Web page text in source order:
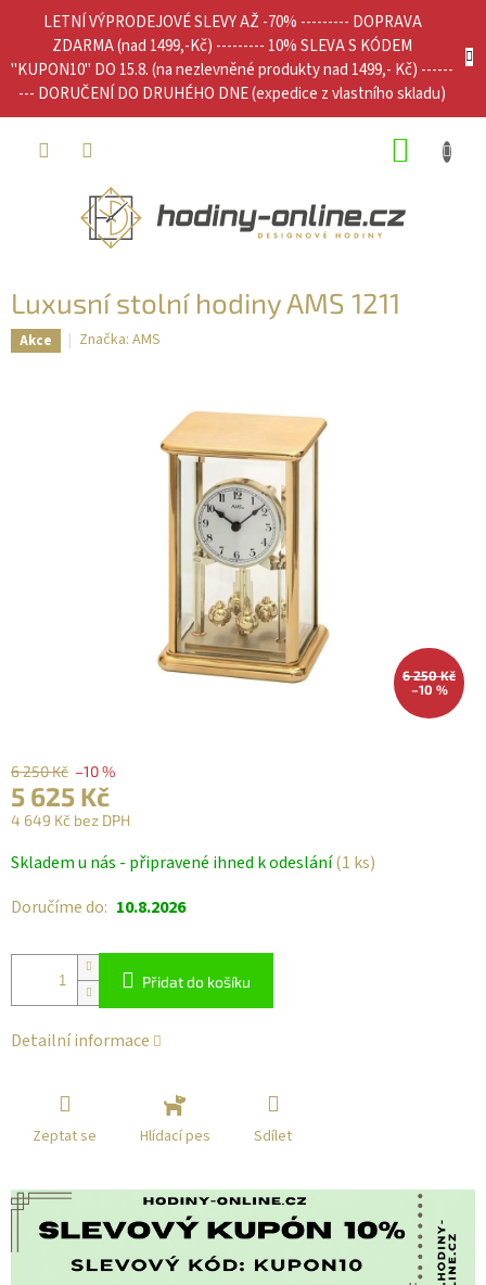
LETNÍ VÝPRODEJOVÉ SLEVY AŽ -70% --------- DOPRAVA
ZDARMA (nad 1499,-Kč) --------- 10% SLEVA S KÓDEM
"KUPON10" DO 15.8. (na nezlevněné produkty nad 1499,- Kč) ------
--- DORUČENÍ DO DRUHÉHO DNE (expedice z vlastního skladu)
Luxusní stolní hodiny AMS 1211
Akce Značka: AMS
6 250 Kč
–10 %
6 250 Kč –10 %
5 625 Kč
4 649 Kč bez DPH
cena:
Skladem u nás - připravené ihned k odeslání(1 ks)
Doručíme do: 10.8.2026
Přidat do košíku
Detailní informace
Zeptat se Hlídací pes Sdílet